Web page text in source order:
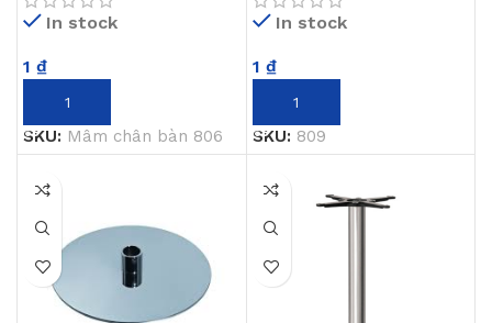
In stock
1 ₫
THÊM VÀO GIỎ HÀNG
SKU: Mâm chân bàn 806
In stock
1 ₫
THÊM VÀO GIỎ HÀNG
SKU: 809